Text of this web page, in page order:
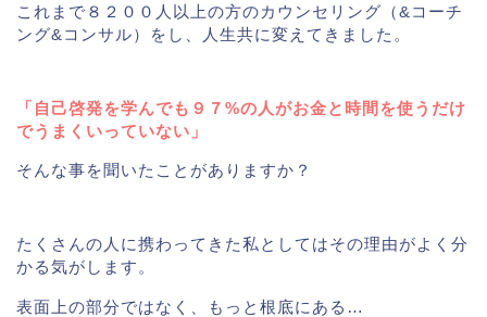
これまで８２００人以上の方のカウンセリング（&コーチ
ング&コンサル）をし、人生共に変えてきました。
「自己啓発を学んでも９７%の人がお金と時間を使うだけ
でうまくいっていない」
そんな事を聞いたことがありますか？
たくさんの人に携わってきた私としてはその理由がよく分
かる気がします。
表面上の部分ではなく、もっと根底にある…